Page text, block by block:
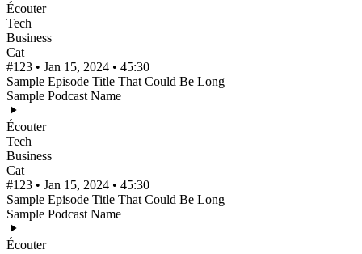
Écouter
Tech
Business
Cat
#123 • Jan 15, 2024 • 45:30
Sample Episode Title That Could Be Long
Sample Podcast Name
Écouter
Tech
Business
Cat
#123 • Jan 15, 2024 • 45:30
Sample Episode Title That Could Be Long
Sample Podcast Name
Écouter